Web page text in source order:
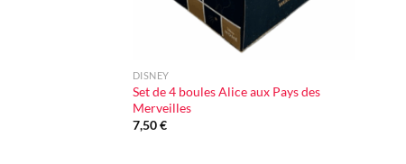
DISNEY
Set de 4 boules Alice aux Pays des
Merveilles
7,50€